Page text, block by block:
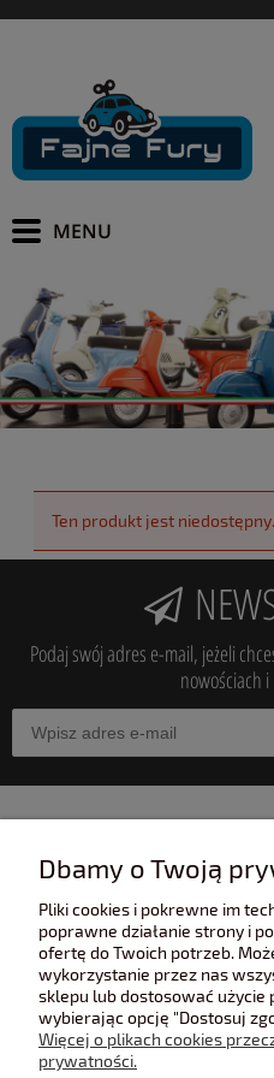
Ten produkt jest niedostępny.
Podaj swój adres e-mail, jeżeli
nowościach
Dbamy o Twoją
Pliki cookies i pokrewne im
poprawne działanie strony i
ofertę do Twoich potrzeb.
wykorzystanie przez nas
sklepu lub dostosować
wybierając opcję "Dostosuj
Więcej o plikach cookies
prywatności.